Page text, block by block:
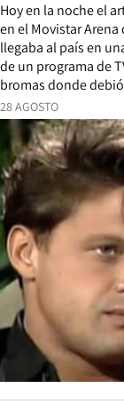
28 AGOSTO
Hoy en la noche el
en el Movistar Arena
llegaba al país en
de un programa de
bromas donde